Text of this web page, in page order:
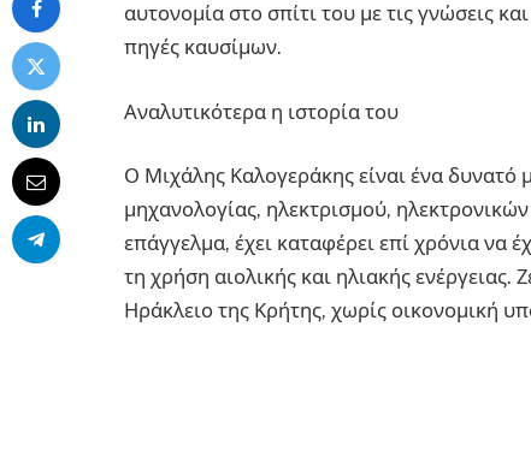
αυτονομία στο σπίτι του με τις γνώσεις
πηγές καυσίμων.
Αναλυτικότερα η ιστορία του
Ο Μιχάλης Καλογεράκης είναι ένα δυνατό
μηχανολογίας, ηλεκτρισμού,
επάγγελμα, έχει καταφέρει επί χρόνια να
τη χρήση αιολικής και ηλιακής
Ηράκλειο της Κρήτης, χωρίς οικονομική